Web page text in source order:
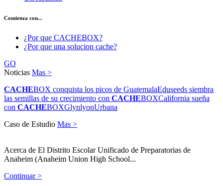
Comienza con...
¿Por que CACHEBOX?
¿Por que una solucion cache?
GO
Noticias Mas >
CACHEBOX conquista los picos de GuatemalaEduseeds siembra
las semillas de su crecimiento con CACHEBOXCalifornia sueña
con CACHEBOXGlynlyonUrbana
Caso de Estudio Mas >
Acerca de El Distrito Escolar Unificado de Preparatorias de
Anaheim (Anaheim Union High School...
Continuar >